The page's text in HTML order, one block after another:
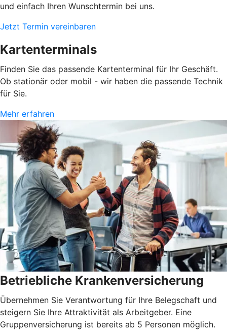
und einfach Ihren Wunschtermin bei uns.
Jetzt Termin vereinbaren
Kartenterminals
Finden Sie das passende Kartenterminal für Ihr Geschäft.
Ob stationär oder mobil - wir haben die passende Technik
für Sie.
Mehr erfahren
Betriebliche Krankenversicherung
Übernehmen Sie Verantwortung für Ihre Belegschaft und
steigern Sie Ihre Attraktivität als Arbeitgeber. Eine
Gruppenversicherung ist bereits ab 5 Personen möglich.